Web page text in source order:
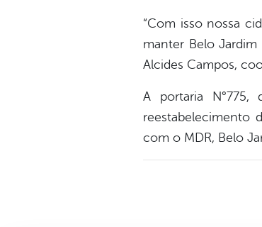
“Com isso nossa
manter Belo Jardim
Alcides Campos,
A portaria
reestabelecimento
com o MDR, Belo